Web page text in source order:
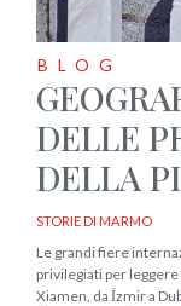
BLOG
DELLE
DELLA
STORIE DI MARMO
Le grandi fiere
privilegiati per
Xiamen, da İzmir a